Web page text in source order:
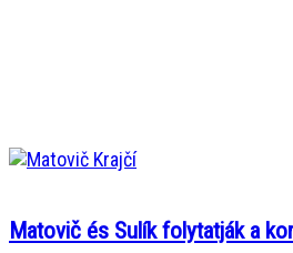
Matovič és Sulík folytatják a